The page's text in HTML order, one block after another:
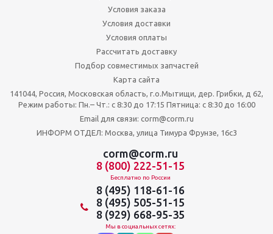
Условия заказа
Условия доставки
Условия оплаты
Рассчитать доставку
Подбор совместимых запчастей
Карта сайта
141044, Россия, Московская область, г.о.Мытищи, дер. Грибки, д 62,
Режим работы: Пн.– Чт.: с 8:30 до 17:15 Пятница: c 8:30 до 16:00
Email для связи: corm@corm.ru
ИНФОРМ ОТДЕЛ: Москва, улица Тимура Фрунзе, 16с3
corm@corm.ru
8 (800) 222-51-15
Бесплатно по России
8 (495) 118-61-16
8 (495) 505-51-15
8 (929) 668-95-35
Мы в социальных сетях: